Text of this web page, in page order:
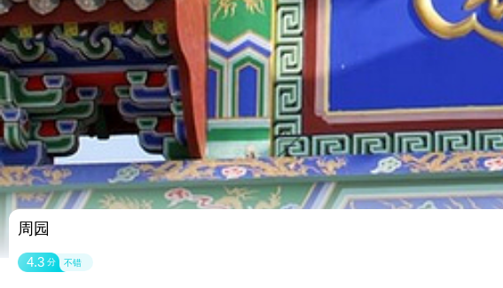
周园
4.3 分 不错